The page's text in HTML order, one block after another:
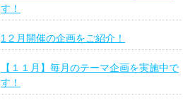
す！
1２月開催の企画をご紹介！
【１１月】毎月のテーマ企画を実施中で
す！